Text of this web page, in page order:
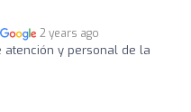
2 years ago
atención y personal de la